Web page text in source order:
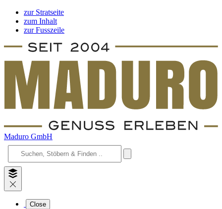
zur Stratseite
zum Inhalt
zur Fusszeile
Maduro GmbH
Close